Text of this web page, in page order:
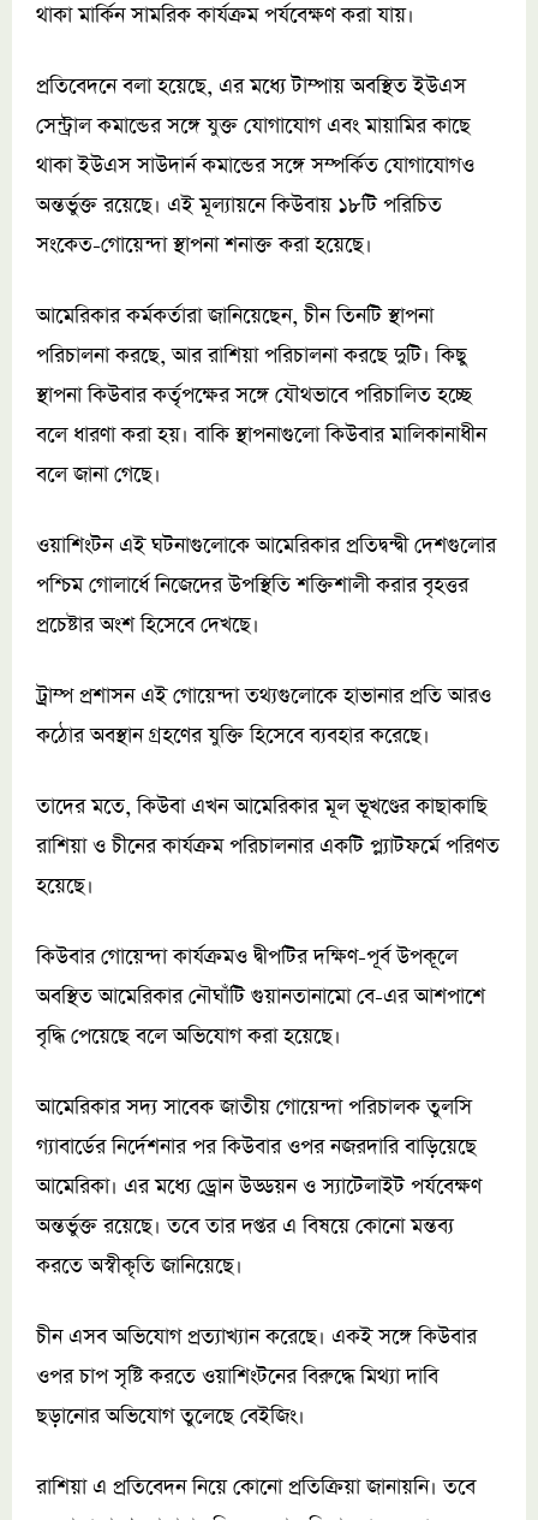
থাকা মার্কিন সামরিক কার্যক্রম পর্যবেক্ষণ করা যায়।
প্রতিবেদনে বলা হয়েছে, এর মধ্যে টাম্পায় অবস্থিত ইউএস
সেন্ট্রাল কমান্ডের সঙ্গে যুক্ত যোগাযোগ এবং মায়ামির কাছে
থাকা ইউএস সাউদার্ন কমান্ডের সঙ্গে সম্পর্কিত যোগাযোগও
অন্তর্ভুক্ত রয়েছে। এই মূল্যায়নে কিউবায় ১৮টি পরিচিত
সংকেত-গোয়েন্দা স্থাপনা শনাক্ত করা হয়েছে।
আমেরিকার কর্মকর্তারা জানিয়েছেন, চীন তিনটি স্থাপনা
পরিচালনা করছে, আর রাশিয়া পরিচালনা করছে দুটি। কিছু
স্থাপনা কিউবার কর্তৃপক্ষের সঙ্গে যৌথভাবে পরিচালিত হচ্ছে
বলে ধারণা করা হয়। বাকি স্থাপনাগুলো কিউবার মালিকানাধীন
বলে জানা গেছে।
ওয়াশিংটন এই ঘটনাগুলোকে আমেরিকার প্রতিদ্বন্দ্বী দেশগুলোর
পশ্চিম গোলার্ধে নিজেদের উপস্থিতি শক্তিশালী করার বৃহত্তর
প্রচেষ্টার অংশ হিসেবে দেখছে।
ট্রাম্প প্রশাসন এই গোয়েন্দা তথ্যগুলোকে হাভানার প্রতি আরও
কঠোর অবস্থান গ্রহণের যুক্তি হিসেবে ব্যবহার করেছে।
তাদের মতে, কিউবা এখন আমেরিকার মূল ভূখণ্ডের কাছাকাছি
রাশিয়া ও চীনের কার্যক্রম পরিচালনার একটি প্ল্যাটফর্মে পরিণত
হয়েছে।
কিউবার গোয়েন্দা কার্যক্রমও দ্বীপটির দক্ষিণ-পূর্ব উপকূলে
অবস্থিত আমেরিকার নৌঘাঁটি গুয়ানতানামো বে-এর আশপাশে
বৃদ্ধি পেয়েছে বলে অভিযোগ করা হয়েছে।
আমেরিকার সদ্য সাবেক জাতীয় গোয়েন্দা পরিচালক তুলসি
গ্যাবার্ডের নির্দেশনার পর কিউবার ওপর নজরদারি বাড়িয়েছে
আমেরিকা। এর মধ্যে ড্রোন উড্ডয়ন ও স্যাটেলাইট পর্যবেক্ষণ
অন্তর্ভুক্ত রয়েছে। তবে তার দপ্তর এ বিষয়ে কোনো মন্তব্য
করতে অস্বীকৃতি জানিয়েছে।
চীন এসব অভিযোগ প্রত্যাখ্যান করেছে। একই সঙ্গে কিউবার
ওপর চাপ সৃষ্টি করতে ওয়াশিংটনের বিরুদ্ধে মিথ্যা দাবি
ছড়ানোর অভিযোগ তুলেছে বেইজিং।
রাশিয়া এ প্রতিবেদন নিয়ে কোনো প্রতিক্রিয়া জানায়নি। তবে